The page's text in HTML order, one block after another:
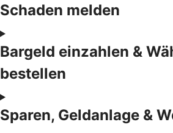
Schaden melden
Bargeld einzahlen &
bestellen
Sparen, Geldanlage &